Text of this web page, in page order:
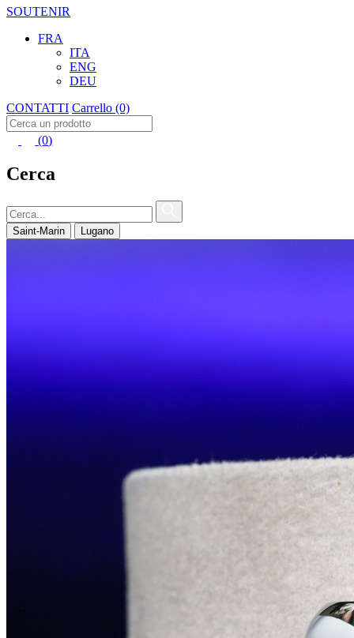
SOUTENIR
FRA
ITA
ENG
DEU
CONTATTI Carrello (0)
(0)
Cerca
Saint-Marin Lugano